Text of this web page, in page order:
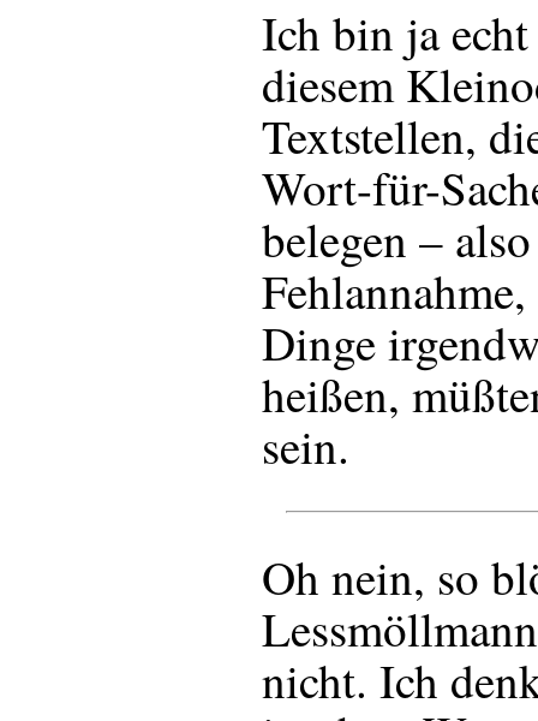
Ich bin ja
diesem
Textstellen,
Wort-für-
belegen –
Dinge
heißen,
sein.
Oh nein, so
nicht. Ich